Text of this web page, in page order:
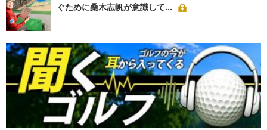
ぐために桑木志帆が意識して...